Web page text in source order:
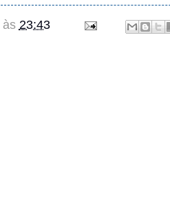
às 23:43